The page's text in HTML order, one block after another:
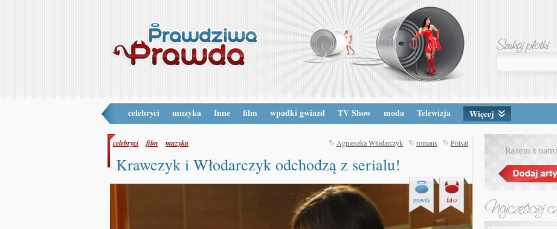
celebryci muzyka Inne film wpadki gwiazd TV Show moda Telewizja Więcej
celebryci film muzyka Agnieszka Włodarczyk romans Polsat
Krawczyk i Włodarczyk odchodzą z serialu!
prawda fałsz